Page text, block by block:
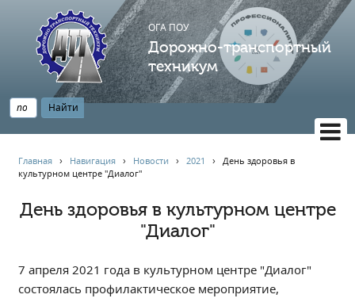
ОГА ПОУ
Дорожно-транспортный
техникум
НАВИГАЦИЯ
Главная
Опрос по качеству образования
Новости
Главная › Навигация › Новости ›2021 ›️День здоровья в
культурном центре "Диалог"️
️День здоровья в культурном центре
"Диалог"️
7 апреля 2021 года в культурном центре "Диалог"
состоялась профилактическое мероприятие,